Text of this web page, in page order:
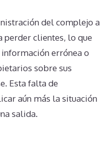
del complejo a
perder clientes, lo que
errónea o
sobre sus
Esta falta de
aún más la situación
salida.